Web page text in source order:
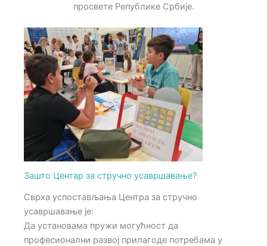
просвете Републике Србије.
Зашто Центар за стручно усавршавање?
Сврха успостављања Центра за стручно
усавршавање је:
Да установама пружи могућност да
професионални развој прилагоде потребама у